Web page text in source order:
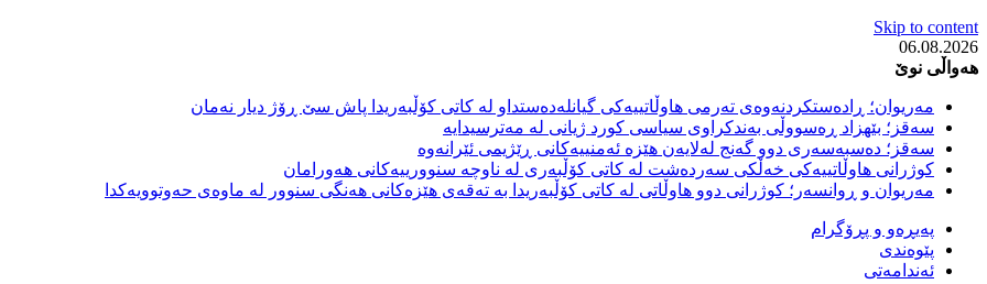
Skip to content
06.08.2026
هەواڵی نوێ
مەریوان؛ ڕادەستکردنەوەی تەرمی هاوڵاتییەکی گیانلەدەستداو لە کاتی کۆڵبەریدا پاش سێ ڕۆژ دیار نەمان
سەقز؛ بێهزاد ڕەسووڵی بەندکراوی سیاسی کورد ژیانی لە مەترسیدایە
سەقز؛ دەسبەسەری دوو گەنج لەلایەن هێزە ئەمنییەکانی ڕێژیمی ئێرانەوە
کوژرانی هاوڵاتییەکی خەڵکی سەردەشت لە کاتی کۆڵبەری لە ناوچە سنوورییەکانی هەورامان
مەریوان و ڕوانسەر؛ کوژرانی دوو هاوڵاتی لە کاتی کۆڵبەریدا بە تەقەی هێزەکانی هەنگی سنوور لە ماوەی حەوتوویەکدا
پەیڕەو و پڕۆگرام
پێوەندی
ئەندامەتی